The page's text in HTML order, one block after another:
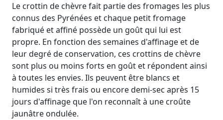
Le crottin de chèvre fait partie des fromages les plus
connus des Pyrénées et chaque petit fromage
fabriqué et affiné possède un goût qui lui est
propre. En fonction des semaines d'affinage et de
leur degré de conservation, ces crottins de chèvre
sont plus ou moins forts en goût et répondent ainsi
à toutes les envies. Ils peuvent être blancs et
humides si très frais ou encore demi-sec après 15
jours d'affinage que l'on reconnaît à une croûte
jaunâtre ondulée.